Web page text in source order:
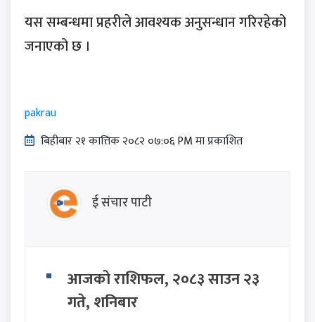
यस सम्बन्धमा प्रहरीले आवश्यक अनुसन्धान गरिरहेको
जनाएको छ ।
pakrau
बिहीबार २१ कात्तिक २०८२ ०७:०६ PM मा प्रकाशित
ई संचार पाटी
आजको राशिफल, २०८३ साउन २३
गते, शनिबार